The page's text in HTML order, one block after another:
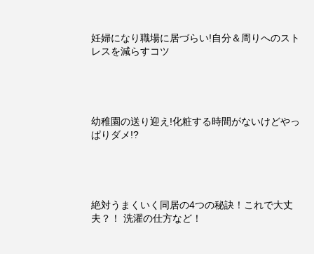
妊婦になり職場に居づらい!自分＆周りへのスト
レスを減らすコツ
幼稚園の送り迎え!化粧する時間がないけどやっ
ぱりダメ!?
絶対うまくいく同居の4つの秘訣！これで大丈
夫？！ 洗濯の仕方など！